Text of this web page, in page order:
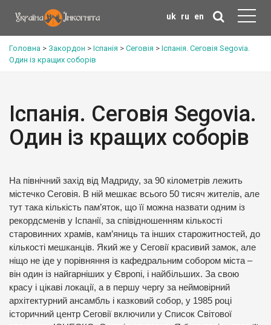
uk ru en
Головна > Закордон > Іспанія > Сеговія > Іспанія. Сеговія Segovia.
Один із кращих соборів
Іспанія. Сеговія Segovia.
Один із кращих соборів
На північний захід від Мадриду, за 90 кілометрів лежить
містечко Сеговія. В ній мешкає всього 50 тисяч жителів, але
тут така кількість пам’яток, що її можна назвати одним із
рекордсменів у Іспанії, за співідношенням кількості
старовинних храмів, кам’яниць та інших старожитностей, до
кількості мешканців. Який же у Сеговії красивий замок, але
ніщо не іде у порівняння із кафедральним собором міста –
він один із найгарніших у Європі, і найбільших. За свою
красу і цікаві локації, а в першу чергу за неймовірний
архітектурний ансамбль і казковий собор, у 1985 році
історичний центр Сеговії включили у Список Світової